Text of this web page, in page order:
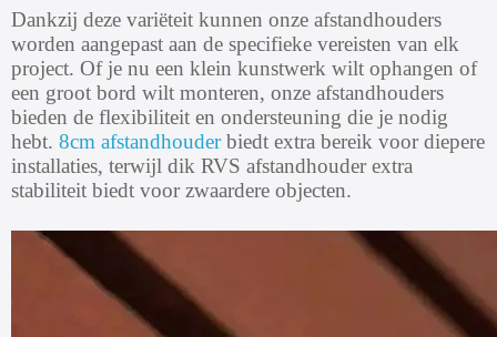
Dankzij deze variëteit kunnen onze afstandhouders
worden aangepast aan de specifieke vereisten van elk
project. Of je nu een klein kunstwerk wilt ophangen of
een groot bord wilt monteren, onze afstandhouders
bieden de flexibiliteit en ondersteuning die je nodig
hebt. 8cm afstandhouderbiedt extra bereik voor diepere
installaties, terwijl dik RVS afstandhouder extra
stabiliteit biedt voor zwaardere objecten.